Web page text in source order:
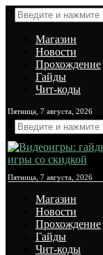
Магазин
Новости
Прохождение
Гайды
Чит-коды
Пятница, 7 августа, 2026
Пятница, 7 августа, 2026
Магазин
Новости
Прохождение
Гайды
Чит-коды